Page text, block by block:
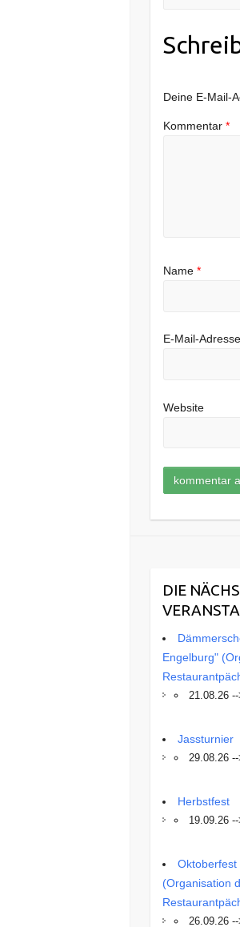
Deine E-Mail-
Kommentar*
Name*
E-Mail-
Website
DIE
Engelburg"
21.08.26
Jassturnier
29.08.26
Herbstfest
19.09.26
(Organisation
26.09.26